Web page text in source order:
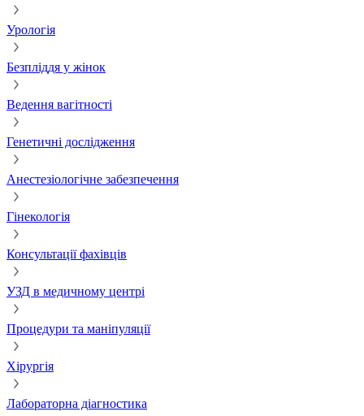
Урологія
Безпліддя у жінок
Ведення вагітності
Генетичні дослідження
Анестезіологічне забезпечення
Гінекологія
Консультації фахівців
УЗД в медичному центрі
Процедури та маніпуляції
Хірургія
Лабораторна діагностика